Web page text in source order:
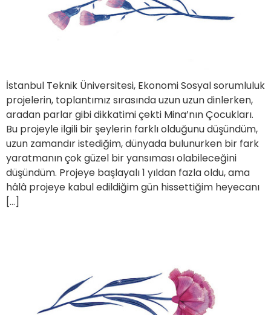
İstanbul Teknik Üniversitesi, Ekonomi Sosyal sorumluluk
projelerin, toplantımız sırasında uzun uzun dinlerken,
aradan parlar gibi dikkatimi çekti Mina’nın Çocukları.
Bu projeyle ilgili bir şeylerin farklı olduğunu düşündüm,
uzun zamandır istediğim, dünyada bulunurken bir fark
yaratmanın çok güzel bir yansıması olabileceğini
düşündüm. Projeye başlayalı 1 yıldan fazla oldu, ama
hâlâ projeye kabul edildiğim gün hissettiğim heyecanı
[…]